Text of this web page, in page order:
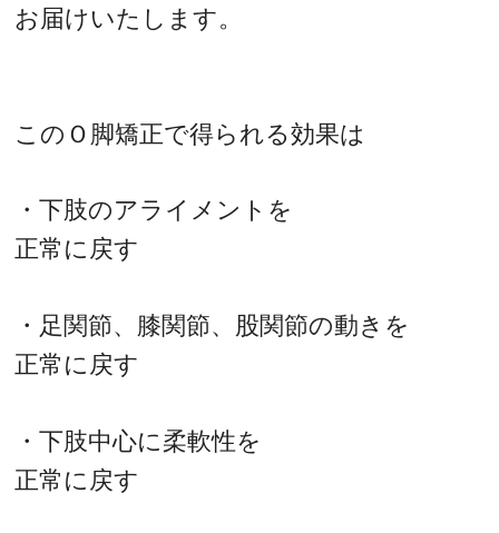
お届けいたします。
このＯ脚矯正で得られる効果は
・下肢のアライメントを
正常に戻す
・足関節、膝関節、股関節の動きを
正常に戻す
・下肢中心に柔軟性を
正常に戻す